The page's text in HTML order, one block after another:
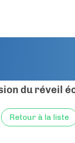
du réveil
Retour à la liste